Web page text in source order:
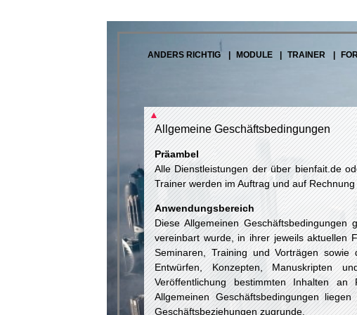
ANDERS RICHTIG MODULE TRAINER
▲
Allgemeine Geschäftsbedingungen
Präambel
Alle Dienstleistungen der über bienfait.de
Trainer werden im Auftrag und auf
Anwendungsbereich
Diese Allgemeinen
vereinbart wurde, in ihrer jeweils aktuellen
Seminaren, Training und Vorträgen
Entwürfen, Konzepten, Manuskripten
Veröffentlichung bestimmten Inhalten an
Allgemeinen Geschäftsbedingungen
Geschäftsbeziehungen zugrunde.